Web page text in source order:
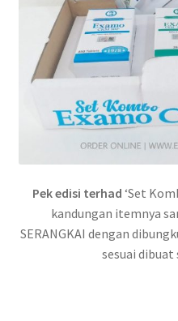
Pek edisi terhad ‘Set
kandungan itemnya
SERANGKAI dengan
sesuai dibuat